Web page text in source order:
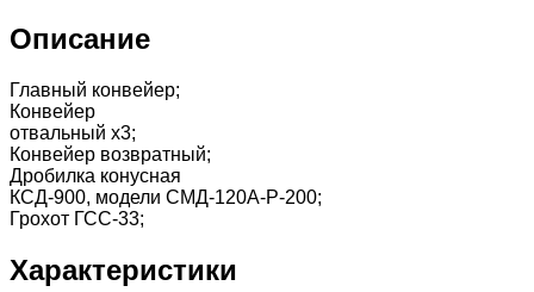
Описание
Главный конвейер;
Конвейер
отвальный х3;
Конвейер возвратный;
Дробилка конусная
КСД-900, модели СМД-120А-Р-200;
Грохот ГСС-33;
Характеристики